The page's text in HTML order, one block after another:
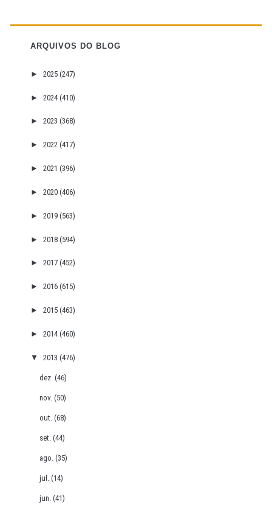
ARQUIVOS DO BLOG
► 2025 (247)
► 2024 (410)
► 2023 (368)
► 2022 (417)
► 2021 (396)
► 2020 (406)
► 2019 (563)
► 2018 (594)
► 2017 (452)
► 2016 (615)
► 2015 (463)
► 2014 (460)
▼ 2013 (476)
dez.(46)
nov.(50)
out.(68)
set.(44)
ago.(35)
jul.(14)
jun.(41)